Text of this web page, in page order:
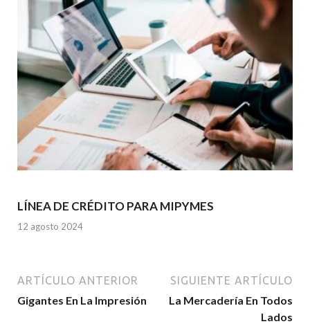
LÍNEA DE CRÉDITO PARA MIPYMES
12 agosto 2024
ARTÍCULO ANTERIOR
Gigantes En La Impresión
SIGUIENTE ARTÍCULO
La Mercadería En Todos
Lados